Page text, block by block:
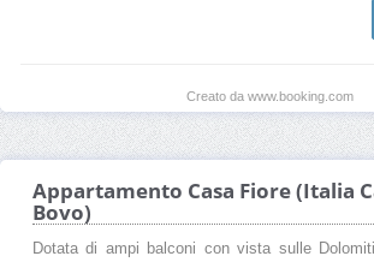
Creato da www.booking.com
Appartamento Casa Fiore (Italia
Bovo)
Dotata di ampi balconi con vista sulle